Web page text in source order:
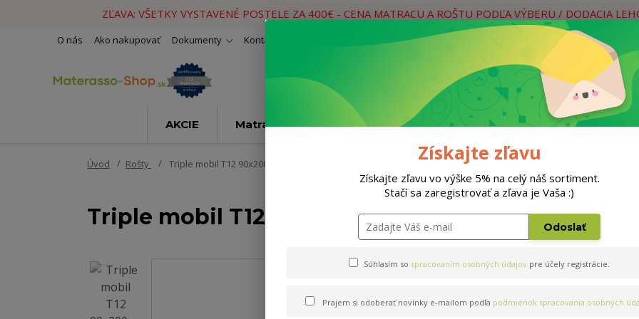
ZĽAVA: VŠETKY VYSTAVENÉ POSTELE ZA 400€ - CENA MATRACU A ROŠTU PODĽA VÝBERU / DODACIA
O nás Ako nakupovať Dokumenty Kontakty
Hľadať
Neviete si rady? Zavolajte.
AKCIE Matrace Rošty Doplnky Postele
Úvod Rošty Triple mobil T12 90x200cm
Triple mobil T12 90x200cm
Získajte zľavu
Získajte zľavu vo výške 5% na celý náš sortiment.
Stačí sa zaregistrovať a zľava je Vaša :)
Odoslať
Súhlasím so spracovaním osobných údajov pre účely registrácie.
Prajem si odoberať novinky e-mailom podľa podmienok spracovania osobných